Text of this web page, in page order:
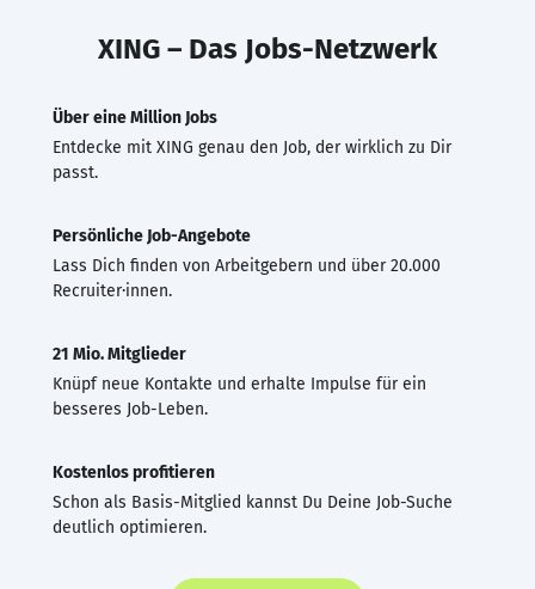
XING – Das Jobs-Netzwerk
Über eine Million Jobs
Entdecke mit XING genau den Job, der wirklich zu Dir
passt.
Persönliche Job-Angebote
Lass Dich finden von Arbeitgebern und über 20.000
Recruiter·innen.
21 Mio. Mitglieder
Knüpf neue Kontakte und erhalte Impulse für ein
besseres Job-Leben.
Kostenlos profitieren
Schon als Basis-Mitglied kannst Du Deine Job-Suche
deutlich optimieren.